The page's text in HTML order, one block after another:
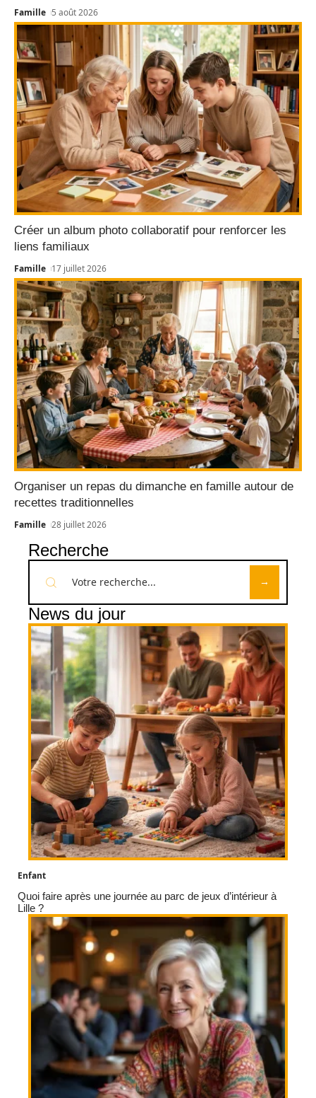
Famille 5 août 2026
Créer un album photo collaboratif pour renforcer les
liens familiaux
Famille 17 juillet 2026
Organiser un repas du dimanche en famille autour de
recettes traditionnelles
Famille 28 juillet 2026
Recherche
News du jour
Enfant
Quoi faire après une journée au parc de jeux d’intérieur à
Lille ?